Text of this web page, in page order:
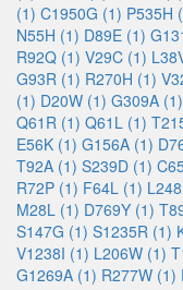
(1) C1950G (1) P535H
N55H (1) D89E (1)
R92Q (1) V29C (1)
G93R (1) R270H (1)
(1) D20W (1) G309A (1)
Q61R (1) Q61L (1)
E56K (1) G156A (1)
T92A (1) S239D (1)
R72P (1) F64L (1)
M28L (1) D769Y (1)
S147G (1) S1235R (1)
V1238I (1) L206W (1)
G1269A (1) R277W (1)